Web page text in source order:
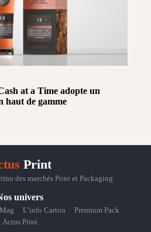
at a Time adopte un
haut de gamme
Print
des marchés Print et Packaging
univers
L’info Carton
Premium Pack
Actus Print